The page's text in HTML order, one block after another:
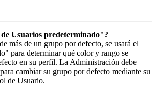
Usuarios predeterminado"?
más de un grupo por defecto, se usará el
para determinar qué color y rango se
en su perfil. La Administración debe
cambiar su grupo por defecto mediante su
de Usuario.